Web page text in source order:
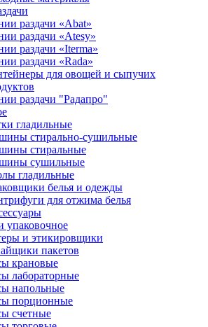
раздачи «Abat»
раздачи «Atesy»
раздачи «Iterma»
раздачи «Rada»
для овощей и сыпучих
раздачи "Радапро"
гладильные
стирально-сушильные
стиральные
сушильные
гладильные
белья и одежды
для отжима белья
упаковочное
и этикировщики
пакетов
крановые
лабораторные
напольные
порционные
счетные